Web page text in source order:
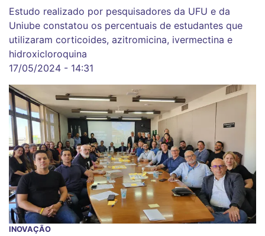
Estudo realizado por pesquisadores da UFU e da
Uniube constatou os percentuais de estudantes que
utilizaram corticoides, azitromicina, ivermectina e
hidroxicloroquina
17/05/2024 - 14:31
INOVAÇÃO